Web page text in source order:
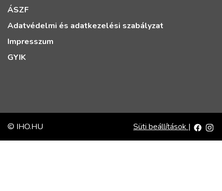
ÁSZF
Adatvédelmi és adatkezelési szabályzat
Impresszum
GYIK
© IHO.HU Süti beállítások|